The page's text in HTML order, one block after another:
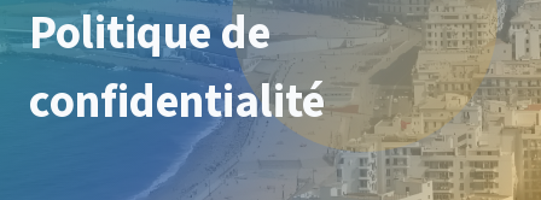
Politique de
confidentialité